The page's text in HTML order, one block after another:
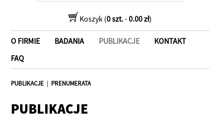
Koszyk (0 szt.-0.00 zł)
O FIRMIE BADANIA PUBLIKACJE
KONTAKT
FAQ
PUBLIKACJE | PRENUMERATA
PUBLIKACJE